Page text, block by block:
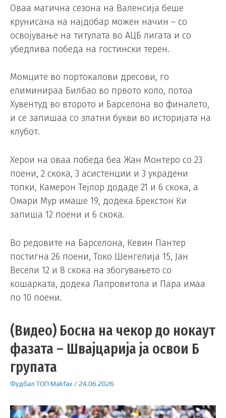
Оваа магична сезона на Валенсија беше
крунисана на најдобар можен начин – со
освојување на титулата во АЦБ лигата и со
убедлива победа на гостински терен.
Момците во портокалови дресови, го
елиминираа Билбао во првото коло, потоа
Хувентуд во второто и Барселона во финалето,
и се запишаа со златни букви во историјата на
клубот.
Херои на оваа победа беа Жан Монтеро со 23
поени, 2 скока, 3 асистенции и 3 украдени
топки, Камерон Тејлор додаде 21 и 6 скока, а
Омари Мур имаше 19, додека Брекстон Ки
запиша 12 поени и 6 скока.
Во редовите на Барселона, Кевин Пантер
постигна 26 поени, Токо Шенгелија 15, Јан
Весели 12 и 8 скока на збогувањето со
кошарката, додека Лапровитола и Пара имаа
по 10 поени.
(Видео) Босна на чекор до нокаут
фазата – Швајцарија ја освои Б
групата
Фудбал ТОП Makfax /24.06.2026